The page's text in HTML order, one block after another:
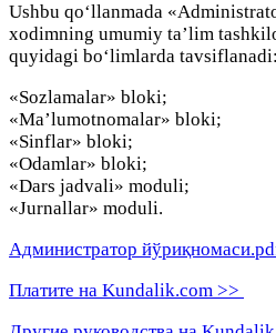
Ushbu qo‘llanmada
xodimning umumiy ta’lim
quyidagi bo‘limlarda tavsiflanadi:
«Sozlamalar» bloki;
«Ma’lumotnomalar» bloki;
«Sinflar» bloki;
«Odamlar» bloki;
«Dars jadvali» moduli;
«Jurnallar» moduli.
Администратор
Платите на Kundalik.com >>